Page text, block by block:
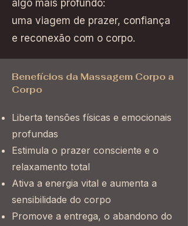
algo mais profundo:
uma viagem de prazer, confiança
e reconexão com o corpo.
Benefícios da Massagem Corpo a
Corpo
Liberta tensões físicas e emocionais
profundas
Estimula o prazer consciente e o
relaxamento total
Ativa a energia vital e aumenta a
sensibilidade do corpo
Promove a entrega, o abandono do